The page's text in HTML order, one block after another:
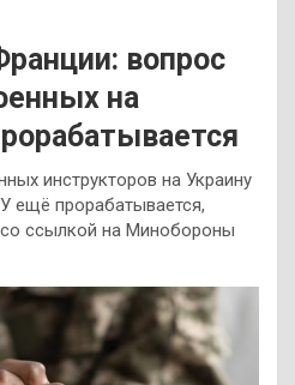
вопрос
на
инструкторов на Украину
ещё прорабатывается,
ссылкой на Минобороны